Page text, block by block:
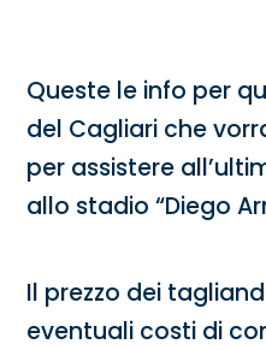
Queste le info per
del Cagliari che
per assistere
allo stadio “Diego
Il prezzo dei
eventuali costi di